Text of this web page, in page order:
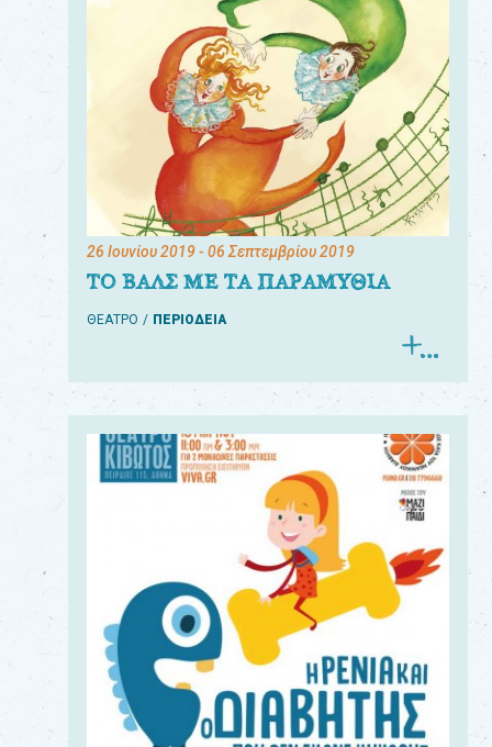
26 Ιουνίου 2019- 06 Σεπτεμβρίου 2019
ΤΟ ΒΑΛΣ ΜΕ ΤΑ ΠΑΡΑΜΥΘΙΑ
ΘΕΑΤΡΟ ΠΕΡΙΟΔΕΙΑ